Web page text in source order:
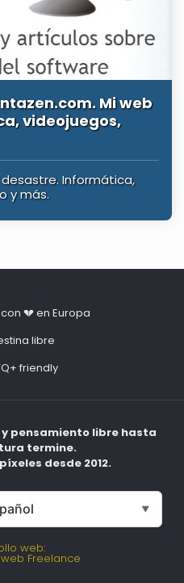
Mi web
videojuegos,
desastre. Informática,
y más.
💔 en Europa
libre
friendly
pensamiento libre hasta
termine.
desde 2012.
▼
web:
Freelance